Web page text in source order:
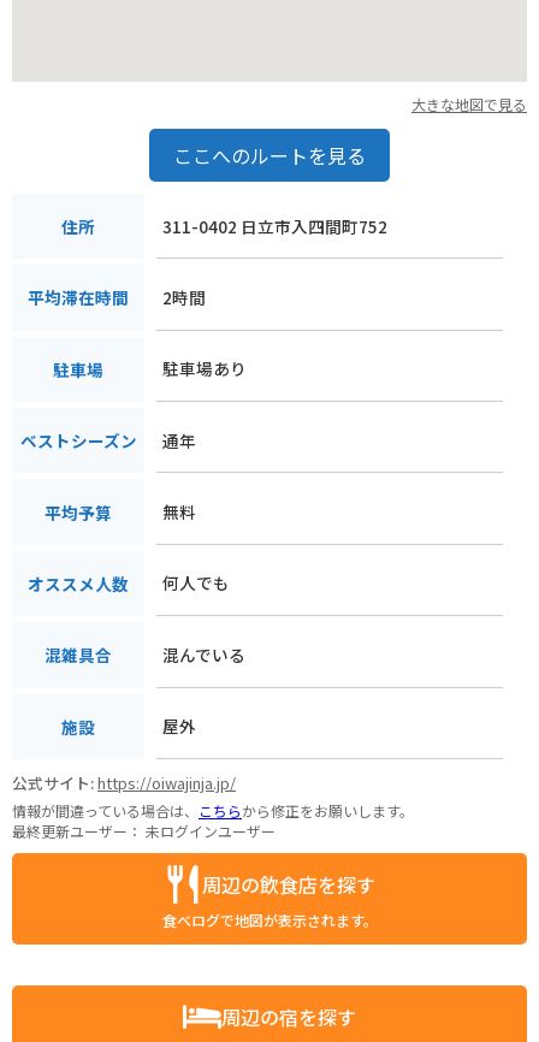
大きな地図で見る
ここへのルートを見る
住所 311-0402 日立市入四間町752
平均滞在時間 2時間
駐車場 駐車場あり
ベストシーズン 通年
平均予算 無料
オススメ人数 何人でも
混雑具合 混んでいる
施設 屋外
公式サイト:https://oiwajinja.jp/
情報が間違っている場合は、 こちらから修正をお願いします。
最終更新ユーザー： 未ログインユーザー
周辺の飲食店を探す
食べログで地図が表示されます。
周辺の宿を探す